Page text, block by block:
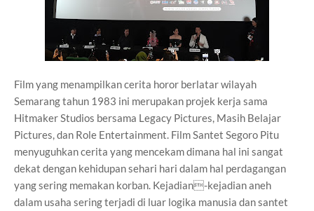
Film yang menampilkan cerita horor berlatar wilayah
Semarang tahun 1983 ini merupakan projek kerja sama
Hitmaker Studios bersama Legacy Pictures, Masih Belajar
Pictures, dan Role Entertainment. Film Santet Segoro Pitu
menyuguhkan cerita yang mencekam dimana hal ini sangat
dekat dengan kehidupan sehari hari dalam hal perdagangan
yang sering memakan korban. Kejadian-kejadian aneh
dalam usaha sering terjadi di luar logika manusia dan santet